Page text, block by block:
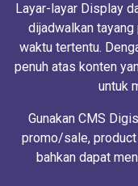
Layar-layar Display
dijadwalkan
waktu tertentu.
penuh atas konten
untuk
Gunakan CMS
promo/sale,
bahkan dapat